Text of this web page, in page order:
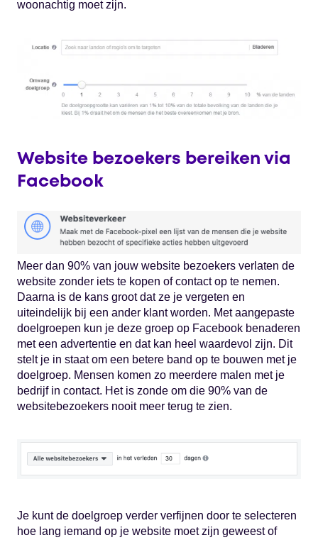
woonachtig moet zijn.
Website bezoekers bereiken via
Facebook
Meer dan 90% van jouw website bezoekers verlaten de
website zonder iets te kopen of contact op te nemen.
Daarna is de kans groot dat ze je vergeten en
uiteindelijk bij een ander klant worden. Met aangepaste
doelgroepen kun je deze groep op Facebook benaderen
met een advertentie en dat kan heel waardevol zijn. Dit
stelt je in staat om een betere band op te bouwen met je
doelgroep. Mensen komen zo meerdere malen met je
bedrijf in contact. Het is zonde om die 90% van de
websitebezoekers nooit meer terug te zien.
Je kunt de doelgroep verder verfijnen door te selecteren
hoe lang iemand op je website moet zijn geweest of